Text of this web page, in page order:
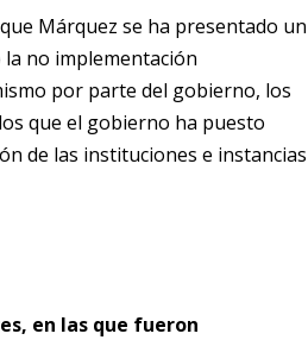
Márquez se ha presentado un
no implementación
por parte del gobierno, los
que el gobierno ha puesto
de las instituciones e instancias
en las que fueron